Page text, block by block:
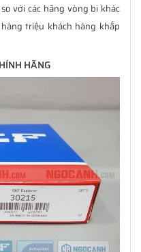
với các hãng vòng bi khác
triệu khách hàng khắp
HÃNG